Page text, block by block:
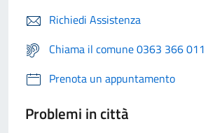
Richiedi Assistenza
Chiama il comune 0363 366 011
Prenota un appuntamento
Problemi in città